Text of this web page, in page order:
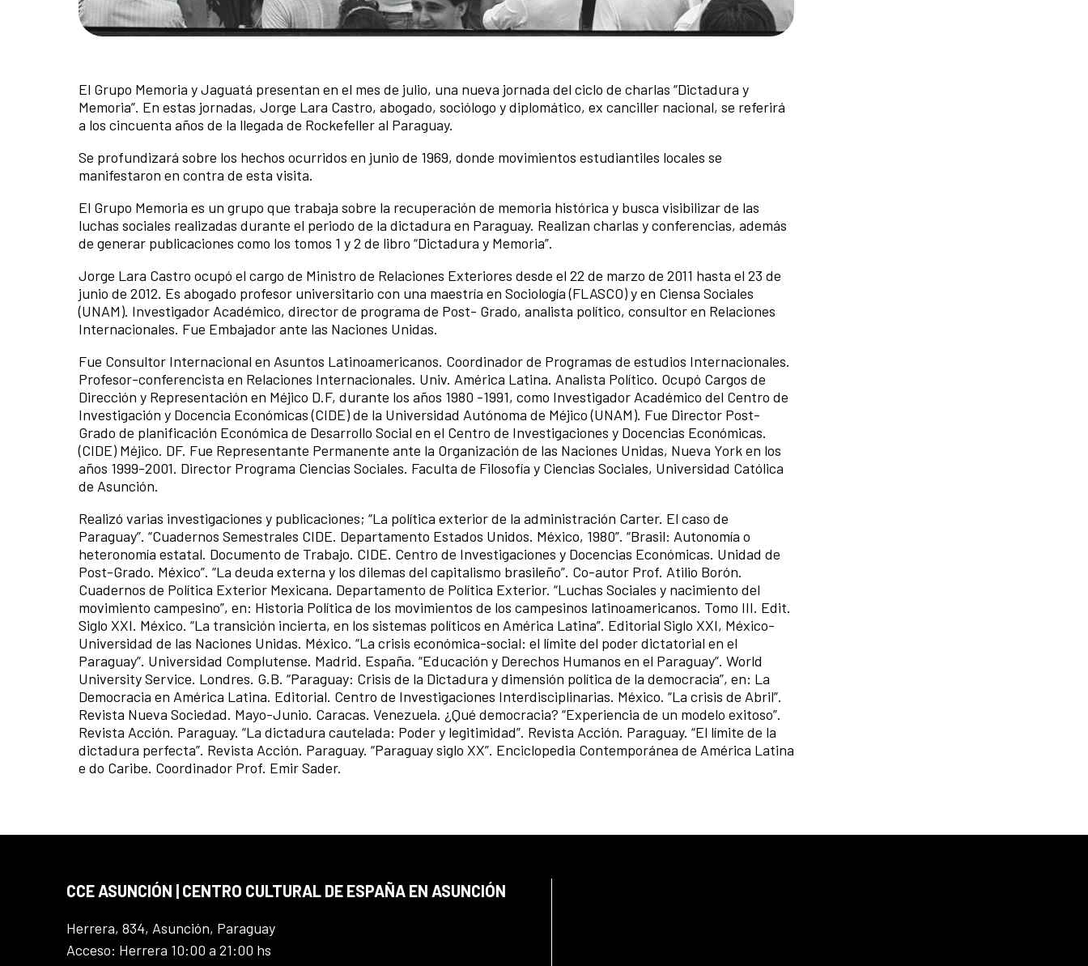
El Grupo Memoria y Jaguatá presentan en el mes de julio, una nueva jornada del ciclo de charlas “Dictadura y
Memoria”. En estas jornadas, Jorge Lara Castro, abogado, sociólogo y diplomático, ex canciller nacional, se referirá
a los cincuenta años de la llegada de Rockefeller al Paraguay.
Se profundizará sobre los hechos ocurridos en junio de 1969, donde movimientos estudiantiles locales se
manifestaron en contra de esta visita.
El Grupo Memoria es un grupo que trabaja sobre la recuperación de memoria histórica y busca visibilizar de las
luchas sociales realizadas durante el periodo de la dictadura en Paraguay. Realizan charlas y conferencias, además
de generar publicaciones como los tomos 1 y 2 de libro “Dictadura y Memoria”.
Jorge Lara Castro ocupó el cargo de Ministro de Relaciones Exteriores desde el 22 de marzo de 2011 hasta el 23 de
junio de 2012. Es abogado profesor universitario con una maestría en Sociología (FLASCO) y en Ciensa Sociales
(UNAM). Investigador Académico, director de programa de Post- Grado, analista político, consultor en Relaciones
Internacionales. Fue Embajador ante las Naciones Unidas.
Fue Consultor Internacional en Asuntos Latinoamericanos. Coordinador de Programas de estudios Internacionales.
Profesor-conferencista en Relaciones Internacionales. Univ. América Latina. Analista Político. Ocupó Cargos de
Dirección y Representación en Méjico D.F, durante los años 1980 -1991, como Investigador Académico del Centro de
Investigación y Docencia Económicas (CIDE) de la Universidad Autónoma de Méjico (UNAM). Fue Director Post-
Grado de planificación Económica de Desarrollo Social en el Centro de Investigaciones y Docencias Económicas.
(CIDE) Méjico. DF. Fue Representante Permanente ante la Organización de las Naciones Unidas, Nueva York en los
años 1999-2001. Director Programa Ciencias Sociales. Faculta de Filosofía y Ciencias Sociales, Universidad Católica
de Asunción.
Realizó varias investigaciones y publicaciones; “La política exterior de la administración Carter. El caso de
Paraguay”. “Cuadernos Semestrales CIDE. Departamento Estados Unidos. México, 1980”. “Brasil: Autonomía o
heteronomía estatal. Documento de Trabajo. CIDE. Centro de Investigaciones y Docencias Económicas. Unidad de
Post-Grado. México”. “La deuda externa y los dilemas del capitalismo brasileño”. Co-autor Prof. Atilio Borón.
Cuadernos de Política Exterior Mexicana. Departamento de Política Exterior. “Luchas Sociales y nacimiento del
movimiento campesino”, en: Historia Política de los movimientos de los campesinos latinoamericanos. Tomo III. Edit.
Siglo XXI. México. “La transición incierta, en los sistemas políticos en América Latina”. Editorial Siglo XXI, México-
Universidad de las Naciones Unidas. México. “La crisis económica-social: el límite del poder dictatorial en el
Paraguay”. Universidad Complutense. Madrid. España. “Educación y Derechos Humanos en el Paraguay”. World
University Service. Londres. G.B. “Paraguay: Crisis de la Dictadura y dimensión política de la democracia”, en: La
Democracia en América Latina. Editorial. Centro de Investigaciones Interdisciplinarias. México. “La crisis de Abril”.
Revista Nueva Sociedad. Mayo-Junio. Caracas. Venezuela. ¿Qué democracia? “Experiencia de un modelo exitoso”.
Revista Acción. Paraguay. “La dictadura cautelada: Poder y legitimidad”. Revista Acción. Paraguay. “El límite de la
dictadura perfecta”. Revista Acción. Paraguay. “Paraguay siglo XX”. Enciclopedia Contemporánea de América Latina
e do Caribe. Coordinador Prof. Emir Sader.
CCE ASUNCIÓN | CENTRO CULTURAL DE ESPAÑA EN ASUNCIÓN
Herrera, 834, Asunción, Paraguay
Acceso: Herrera 10:00 a 21:00 hs